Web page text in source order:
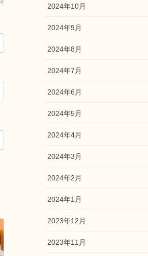
2024年10月
2024年9月
2024年8月
2024年7月
2024年6月
2024年5月
2024年4月
2024年3月
2024年2月
2024年1月
2023年12月
2023年11月